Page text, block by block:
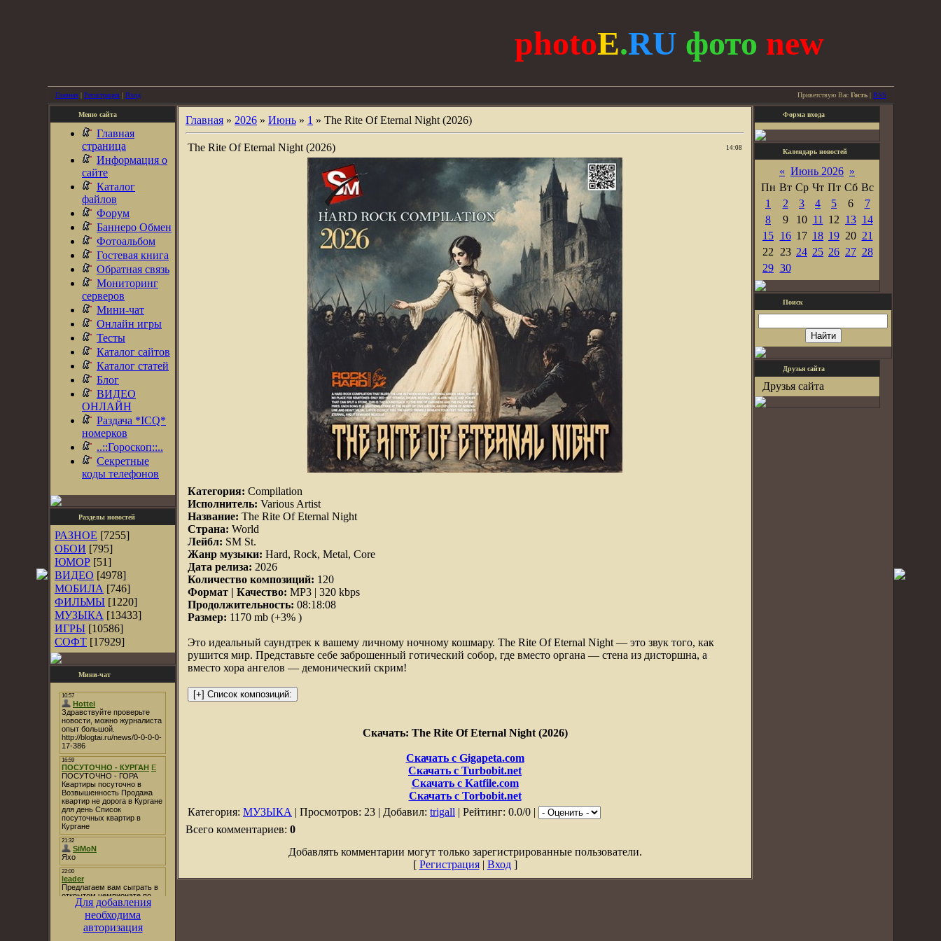
photoE.RU фото new
Главная | Регистрация | Вход Приветствую Вас Гость | RSS
Меню сайта
Главная
страница
Информация о
сайте
Каталог
файлов
Форум
Баннеро Обмен
Фотоальбом
Гостевая книга
Обратная связь
Мониторинг
серверов
Мини-чат
Онлайн игры
Тесты
Каталог сайтов
Каталог статей
Блог
ВИДЕО
ОНЛАЙН
Раздача *ICQ*
номерков
..::Гороскоп::..
Секретные
коды телефонов
Разделы новостей
РАЗНОЕ [7255]
ОБОИ [795]
ЮМОР [51]
ВИДЕО [4978]
МОБИЛА [746]
ФИЛЬМЫ [1220]
МУЗЫКА [13433]
ИГРЫ [10586]
СОФТ [17929]
Мини-чат
Для добавления
необходима
авторизация
Главная » 2026 » Июнь » 1 » The Rite Of Eternal Night (2026)
The Rite Of Eternal Night (2026) 14:08
Категория: Compilation
Исполнитель: Various Artist
Название: The Rite Of Eternal Night
Страна: World
Лейбл: SM St.
Жанр музыки: Hard, Rock, Metal, Core
Дата релиза: 2026
Количество композиций: 120
Формат | Качество: MP3 | 320 kbps
Продолжительность: 08:18:08
Размер: 1170 mb (+3% )
Это идеальный саундтрек к вашему личному ночному кошмару. The Rite Of Eternal Night — это звук того, как
рушится мир. Представьте себе заброшенный готический собор, где вместо органа — стена из дисторшна, а
вместо хора ангелов — демонический скрим!
Скачать: The Rite Of Eternal Night (2026)
Скачать с Gigapeta.com
Скачать с Turbobit.net
Скачать с Katfile.com
Скачать с Torbobit.net
Категория: МУЗЫКА | Просмотров: 23 | Добавил: trigall | Рейтинг: 0.0/0 |
Всего комментариев: 0
Добавлять комментарии могут только зарегистрированные пользователи.
[ Регистрация| Вход]
Форма входа
Календарь новостей
« Июнь 2026 »
Пн Вт Ср Чт Пт Сб Вс
1
2 3 4 5 6
7
8
9 10 11 12 13 14
15 16 17 18 19 20 21
22
23 24 25 26 27 28
29 30
Поиск
Друзья сайта
Друзья сайта